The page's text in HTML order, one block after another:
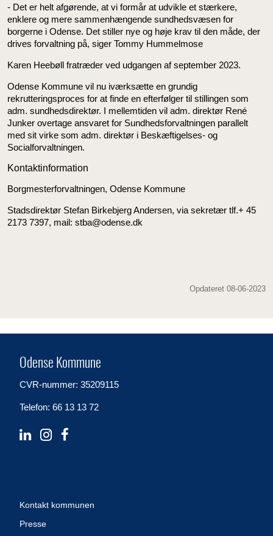
- Det er helt afgørende, at vi formår at udvikle et stærkere,
enklere og mere sammenhængende sundhedsvæsen for
borgerne i Odense. Det stiller nye og høje krav til den måde, der
drives forvaltning på, siger Tommy Hummelmose
Karen Heebøll fratræder ved udgangen af september 2023.
Odense Kommune vil nu iværksætte en grundig
rekrutteringsproces for at finde en efterfølger til stillingen som
adm. sundhedsdirektør. I mellemtiden vil adm. direktør René
Junker overtage ansvaret for Sundhedsforvaltningen parallelt
med sit virke som adm. direktør i Beskæftigelses- og
Socialforvaltningen.
Kontaktinformation
Borgmesterforvaltningen, Odense Kommune
Stadsdirektør Stefan Birkebjerg Andersen, via sekretær tlf.+ 45
2173 7397, mail: stba@odense.dk
Opdateret 08-06-2023
Odense Kommune
CVR-nummer: 35209115
Telefon: 66 13 13 72
Kontakt kommunen
Presse